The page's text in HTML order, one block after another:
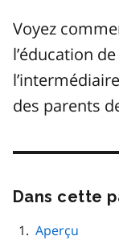
Voyez
l’éducation
des parents
Dans cette
Aperçu